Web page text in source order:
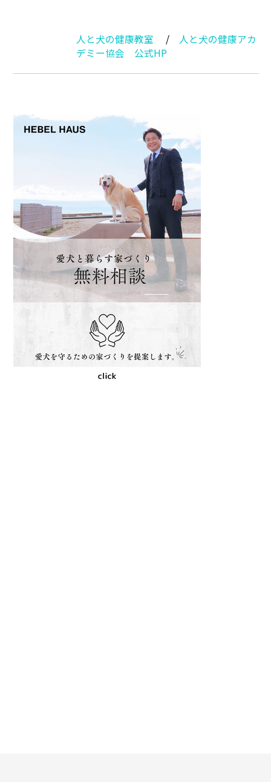
人と犬の健康教室 / 人と犬の健康アカ
デミー協会 公式HP